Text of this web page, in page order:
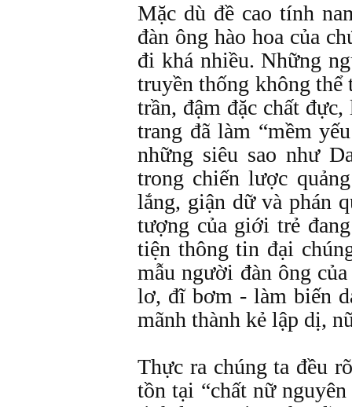
Mặc dù đề cao tính
đàn ông hào hoa của
đi khá nhiều. Những
truyền thống không
trần, đậm đặc chất
trang đã làm “mềm
những siêu sao như
trong chiến lược
lắng, giận dữ và phán
tượng của giới trẻ
tiện thông tin đại
mẫu người đàn ông
lơ, đĩ bơm - làm biến
mãnh thành kẻ lập dị,
Thực ra chúng ta đều
tồn tại “chất nữ